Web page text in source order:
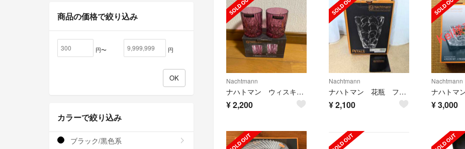
Nachtmann
ナハトマン ウィスキーグラス
¥2,200
Nachtmann
ナハトマン 花瓶 フラワーべース 22cm
¥2,100
Nachtmann
¥3,000
商品の価格で絞り込み
円〜 円
カラーで絞り込み
ブラック/黒色系